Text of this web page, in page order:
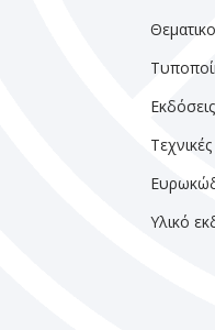
Εκδόσεις
Υλικό